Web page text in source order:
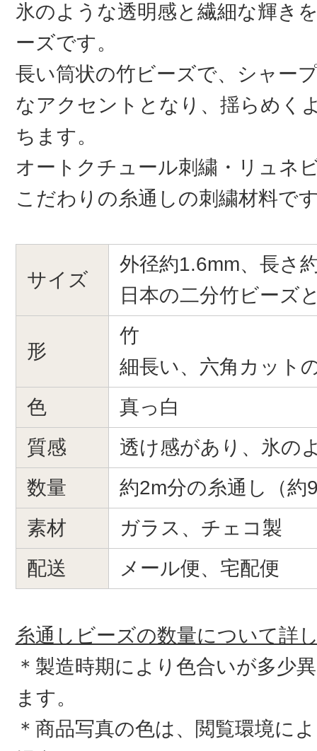
氷のような透明感と繊細な輝き
ーズです。
長い筒状の竹ビーズで、シャー
なアクセントとなり、揺らめく
ちます。
オートクチュール刺繍・リュネ
こだわりの糸通しの刺繍材料で
サイズ
外径約1.6mm、長さ
日本の二分竹ビーズ
形
竹
細長い、六角カット
色
真っ白
質感
透け感があり、氷の
数量
約2m分の糸通し（約
素材
ガラス、チェコ製
配送
メール便、宅配便
糸通しビーズの数量について詳
＊製造時期により色合いが多少
ます。
＊商品写真の色は、閲覧環境に